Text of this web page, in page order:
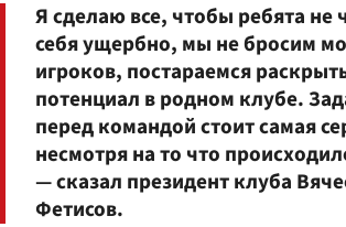
Я сделаю все, чтобы ребята не
себя ущербно, мы не бросим
игроков, постараемся
потенциал в родном клубе.
перед командой стоит самая
несмотря на то что
— сказал президент клуба
Фетисов.